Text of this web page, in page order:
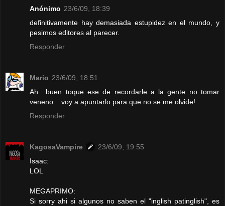
Anónimo 23/6/09, 18:39
definitivamente hay demasiada estupidez en el mundo, y
pesimos editores al parecer.
Responder
Mario 23/6/09, 18:51
Ah.. buen toque ese de recordarle a la gente no tomar
veneno... voy a apuntarlo para que no se me olvide!
Responder
KagosaVampire
23/6/09, 19:55
Isaac:
LOL
MEGAPRIMO:
Si sorry ahi si algunos no saben el "inglish patinglish", es